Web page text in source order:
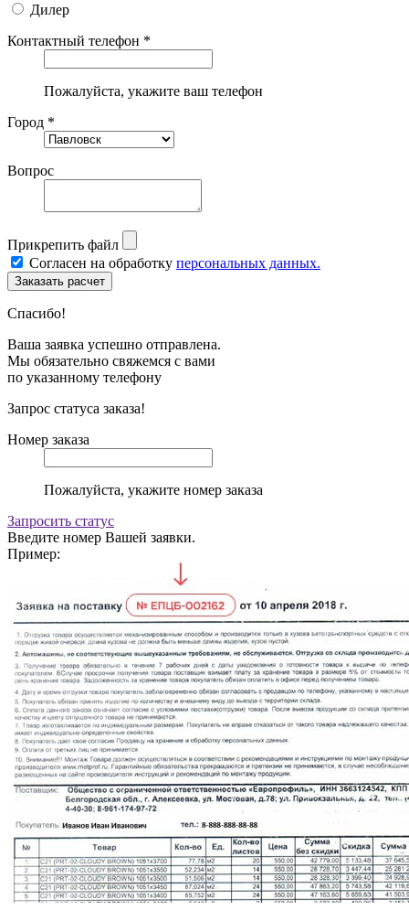
Дилер
Контактный телефон *
Пожалуйста, укажите ваш телефон
Город *
Вопрос
Прикрепить файл
Согласен на обработку персональных данных.
Спасибо!
Ваша заявка успешно отправлена.
Мы обязательно свяжемся с вами
по указанному телефону
Запрос статуса заказа!
Номер заказа
Пожалуйста, укажите номер заказа
Запросить статус
Введите номер Вашей заявки.
Пример: